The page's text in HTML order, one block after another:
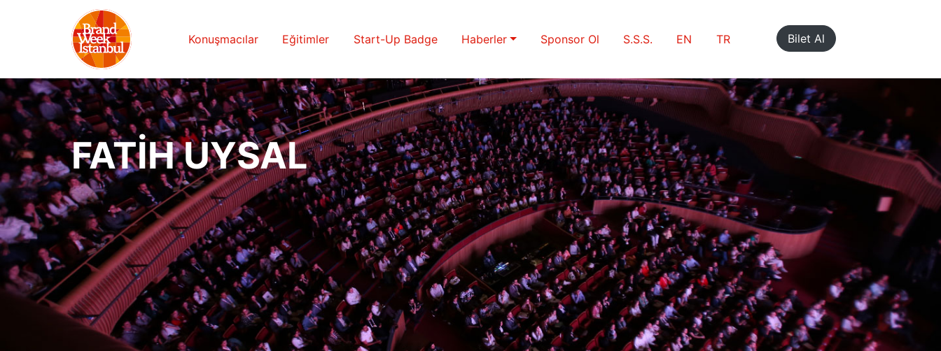
Konuşmacılar Eğitimler Start-Up Badge Haberler Sponsor Ol S.S.S. EN TR Bilet Al
FATİH UYSAL